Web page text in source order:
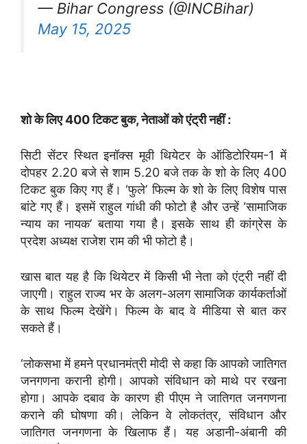
— Bihar Congress (@INCBihar)
May 15, 2025
शो के लिए 400 टिकट बुक, नेताओं को एंट्री नहीं :
सिटी सेंटर स्थित इनॉक्स मूवी थियेटर के ऑडिटोरियम-1 में
दोपहर 2.20 बजे से शाम 5.20 बजे तक के शो के लिए 400
टिकट बुक किए गए हैं। ‘फुले’ फिल्म के शो के लिए विशेष पास
बांटे गए हैं। इसमें राहुल गांधी की फोटो है और उन्हें ‘सामाजिक
न्याय का नायक’ बताया गया है। इसके साथ ही कांग्रेस के
प्रदेश अध्यक्ष राजेश राम की भी फोटो है।
खास बात यह है कि थियेटर में किसी भी नेता को एंट्री नहीं दी
जाएगी। राहुल राज्य भर के अलग-अलग सामाजिक कार्यकर्ताओं
के साथ फिल्म देखेंगे। फिल्म के बाद वे मीडिया से बात कर
सकते हैं।
‘लोकसभा में हमने प्रधानमंत्री मोदी से कहा कि आपको जातिगत
जनगणना करानी होगी। आपको संविधान को माथे पर रखना
होगा। आपके दबाव के कारण ही पीएम ने जातिगत जनगणना
कराने की घोषणा की। लेकिन वे लोकतंत्र, संविधान और
जातिगत जनगणना के खिलाफ हैं। यह अडानी-अंबानी की